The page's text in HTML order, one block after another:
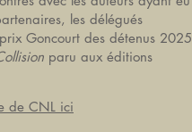
les délégués
Goncourt des détenus 2025
paru aux éditions
de CNL ici